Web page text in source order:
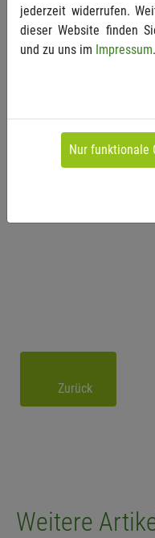
Wenn Sie Fragen
gerne kontaktieren.
Zurück
Weitere
jederzeit widerrufen.
dieser Website finden
und zu uns im Impressum.
Nur funktionale